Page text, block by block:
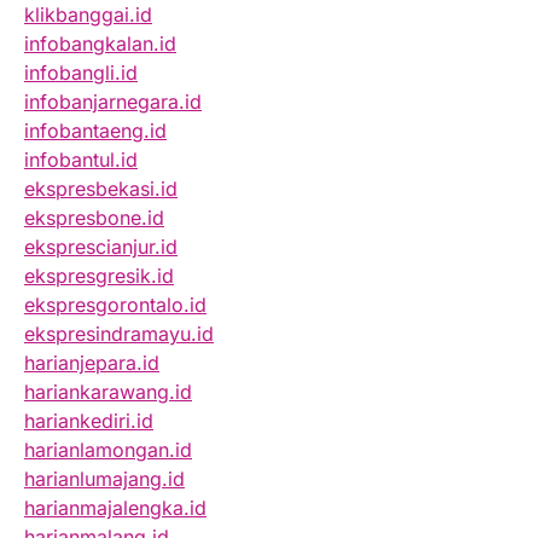
klikbanggai.id
infobangkalan.id
infobangli.id
infobanjarnegara.id
infobantaeng.id
infobantul.id
ekspresbekasi.id
ekspresbone.id
eksprescianjur.id
ekspresgresik.id
ekspresgorontalo.id
ekspresindramayu.id
harianjepara.id
hariankarawang.id
hariankediri.id
harianlamongan.id
harianlumajang.id
harianmajalengka.id